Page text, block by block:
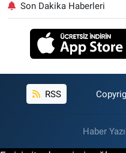
Son Dakika Haberleri
RSS
Haber